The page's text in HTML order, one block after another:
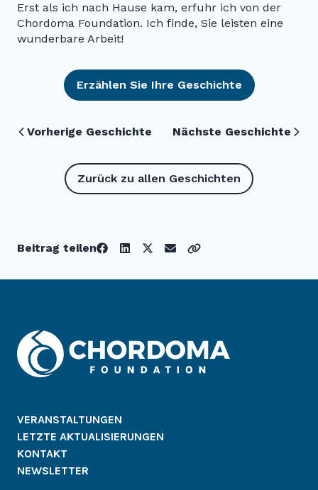
Erst als ich nach Hause kam, erfuhr ich von der
Chordoma Foundation. Ich finde, Sie leisten eine
wunderbare Arbeit!
Erzählen Sie Ihre Geschichte
Vorherige Geschichte Nächste Geschichte
Zurück zu allen Geschichten
Beitrag teilen
VERANSTALTUNGEN
LETZTE AKTUALISIERUNGEN
KONTAKT
NEWSLETTER